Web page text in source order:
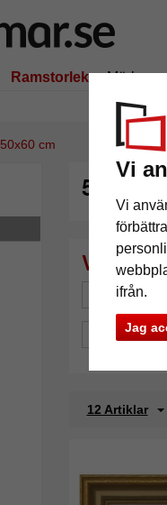
Vi
Vi
ifrån.
Jag
Ramstorlek Märken
195
50x60 cm
50x60
Märke
Speciella
12 Artiklar